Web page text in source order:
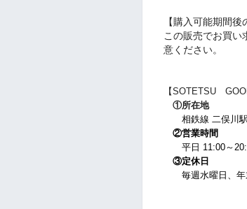
【購入可能期間後
この販売でお買い
意ください。
【SOTETSU
①所在地
相鉄線 二俣川駅
②営業時間
平日 11:00～
③定休日
毎週水曜日、年